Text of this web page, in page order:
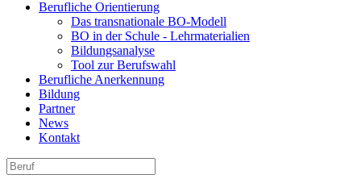
Berufliche Orientierung
Das transnationale BO-Modell
BO in der Schule - Lehrmaterialien
Bildungsanalyse
Tool zur Berufswahl
Berufliche Anerkennung
Bildung
Partner
News
Kontakt